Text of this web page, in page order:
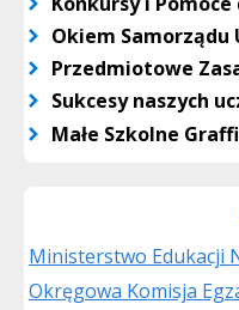
Okiem Samorządu
Przedmiotowe
Sukcesy naszych
Małe Szkolne
Ministerstwo Edukacji
Okręgowa Komisja